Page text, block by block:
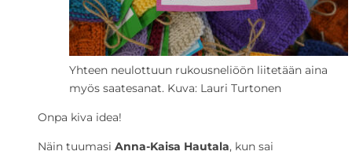
Yhteen neulottuun rukousneliöön liitetään aina
myös saatesanat. Kuva: Lauri Turtonen
Onpa kiva idea!
Näin tuumasi Anna-Kaisa Hautala, kun sai